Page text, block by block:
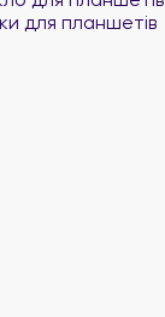
для планшетів